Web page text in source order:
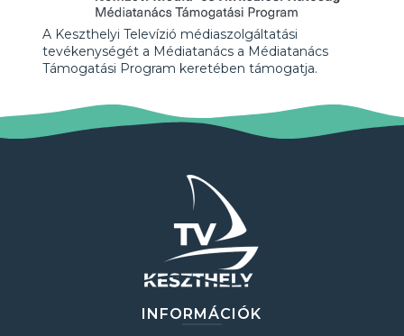
A Keszthelyi Televízió médiaszolgáltatási
tevékenységét a Médiatanács a Médiatanács
Támogatási Program keretében támogatja.
INFORMÁCIÓK